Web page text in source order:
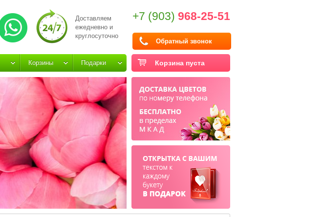
Доставляем
ежедневно и
круглосуточно
+7 (903) 968-25-51
Обратный звонок
Корзина пуста
Корзины Подарки